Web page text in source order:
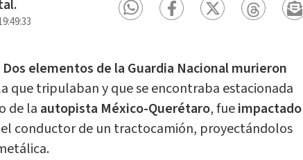
elementos de la Guardia Nacional murieron
que tripulaban y que se encontraba estacionada
de la autopista México-Querétaro, fueimpactado
conductor de un tractocamión, proyectándolos